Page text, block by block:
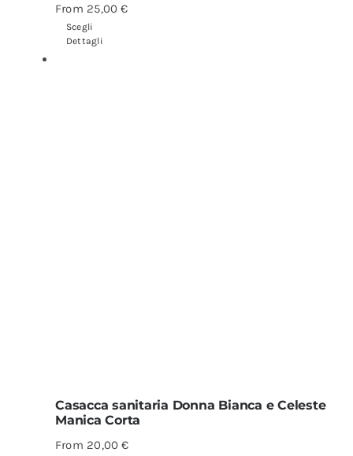
From 25,00€
Scegli
Dettagli
Casacca sanitaria Donna Bianca e Celeste
Manica Corta
From 20,00€